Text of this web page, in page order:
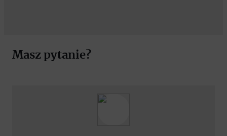
Masz pytanie?